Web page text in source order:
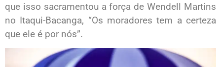
que isso sacramentou a força de Wendell Martins
no Itaqui-Bacanga, “Os moradores tem a certeza
que ele é por nós”.